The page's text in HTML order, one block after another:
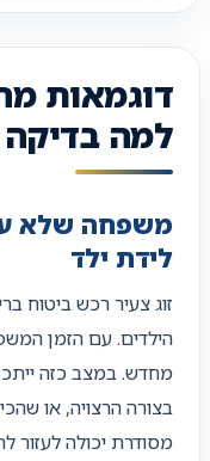
דוגמאות
למה
משפחה שלא
לידת ילד
זוג צעיר רכש ביטוח
הילדים. עם הזמן
מחדש. במצב כזה
בצורה הרצויה, או
מסודרת יכולה לעזור